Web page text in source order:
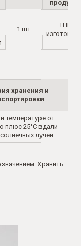
1 шт
ТНПА
хранения и
температуре от
плюс 25°C вдали
лучей.
Хранить